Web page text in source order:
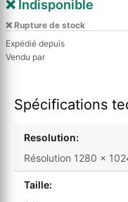
❌ Indisponible
❌ Rupture de stock
Expédié depuis
Vendu par
Spécifications
Resolution:
Résolution 1280 x
Taille: